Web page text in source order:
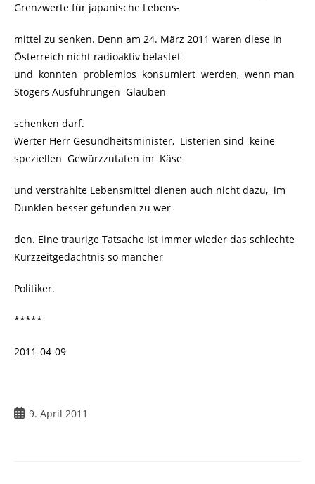
Grenzwerte für japanische Lebens-
mittel zu senken. Denn am 24. März 2011 waren diese in
Österreich nicht radioaktiv belastet
und konnten problemlos konsumiert werden, wenn man
Stögers Ausführungen Glauben
schenken darf.
Werter Herr Gesundheitsminister, Listerien sind keine
speziellen Gewürzzutaten im Käse
und verstrahlte Lebensmittel dienen auch nicht dazu, im
Dunklen besser gefunden zu wer-
den. Eine traurige Tatsache ist immer wieder das schlechte
Kurzzeitgedächtnis so mancher
Politiker.
*****
2011-04-09
Beitrag9. April 2011